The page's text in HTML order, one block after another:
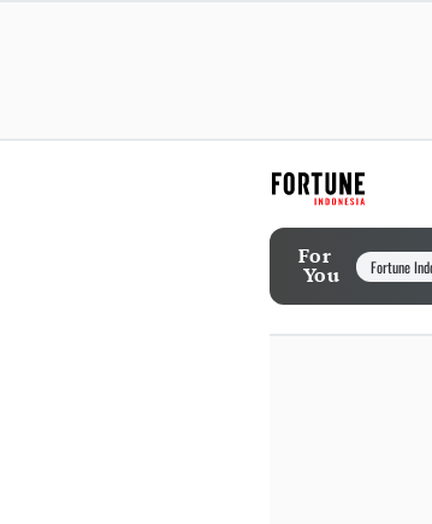
For
You Fortune